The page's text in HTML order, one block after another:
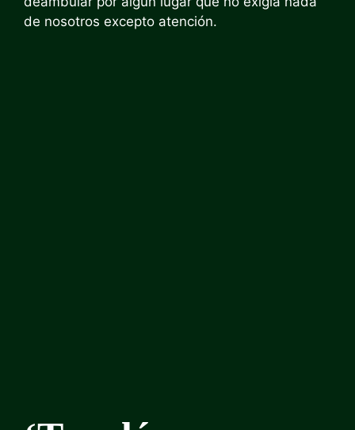
de nosotros excepto atención.